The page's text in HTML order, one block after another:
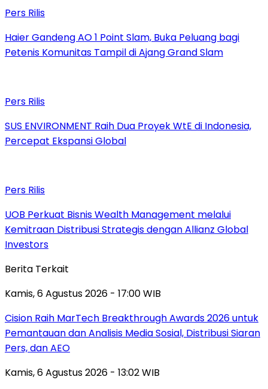
Pers Rilis
Haier Gandeng AO 1 Point Slam, Buka Peluang bagi
Petenis Komunitas Tampil di Ajang Grand Slam
Pers Rilis
SUS ENVIRONMENT Raih Dua Proyek WtE di Indonesia,
Percepat Ekspansi Global
Pers Rilis
UOB Perkuat Bisnis Wealth Management melalui
Kemitraan Distribusi Strategis dengan Allianz Global
Investors
Berita Terkait
Kamis, 6 Agustus 2026 - 17:00 WIB
Cision Raih MarTech Breakthrough Awards 2026 untuk
Pemantauan dan Analisis Media Sosial, Distribusi Siaran
Pers, dan AEO
Kamis, 6 Agustus 2026 - 13:02 WIB